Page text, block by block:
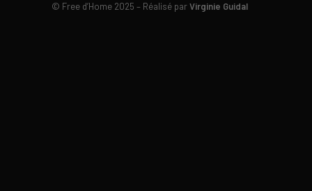
© Free d’Home 2025 – Réalisé parVirginie Guidal